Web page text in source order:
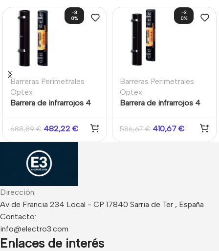
-3
0%
Barreras Perimetrales
Optex
Barrera de infrarrojos 4
haces Protección
perimetral 100m Doble
modulación, 4
Optex SL-350QDM
688,89€ 482,22 €
-3
0%
Barreras Perimetrales
Optex
Barrera de infrarrojos 4
haces Protección
perimetral 100m Doble
modulación, 4
586,67€ 410,67 €
Dirección:
Av de Francia 234 Local - CP 17840 Sarria de Ter , España
Contacto:
info@electro3.com
Enlaces de interés